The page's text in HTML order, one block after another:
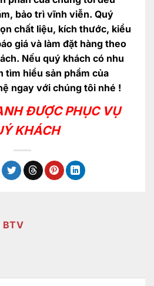
bảo trì vĩnh viễn. Quý
chất liệu, kích thước, kiểu
giá và làm đặt hàng theo
Nếu quý khách có nhu
tìm hiểu sản phẩm của
ngay với chúng tôi nhé !
ĐƯỢC PHỤC VỤ
KHÁCH
BTV